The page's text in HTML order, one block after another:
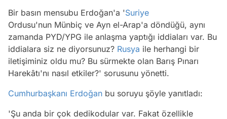
Bir basın mensubu Erdoğan'a 'Suriye
Ordusu'nun Münbiç ve Ayn el-Arap'a döndüğü, aynı
zamanda PYD/YPG ile anlaşma yaptığı iddiaları var. Bu
iddialara siz ne diyorsunuz? Rusya ile herhangi bir
iletişiminiz oldu mu? Bu sürmekte olan Barış Pınarı
Harekâtı'nı nasıl etkiler?' sorusunu yönetti.
Cumhurbaşkanı Erdoğan bu soruyu şöyle yanıtladı:
'Şu anda bir çok dedikodular var. Fakat özellikle